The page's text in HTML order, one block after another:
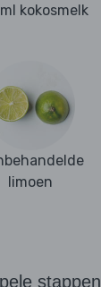
kokosmelk
limoen
stappen